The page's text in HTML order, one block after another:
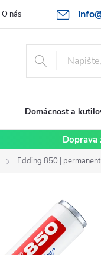
O nás Rady a tipy
Domácnost a
Doprava
Edding 850 |